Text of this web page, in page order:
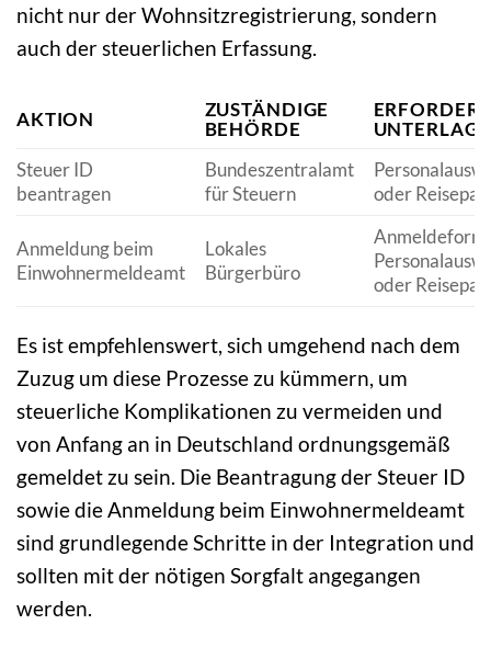
nicht nur der Wohnsitzregistrierung, sondern
auch der steuerlichen Erfassung.
AKTION
ZUSTÄNDIGE
BEHÖRDE
Steuer ID
beantragen
Bundeszentralamt
für Steuern
oder
Anmeldung beim
Einwohnermeldeamt
Lokales
Bürgerbüro
oder
Es ist empfehlenswert, sich umgehend nach dem
Zuzug um diese Prozesse zu kümmern, um
steuerliche Komplikationen zu vermeiden und
von Anfang an in Deutschland ordnungsgemäß
gemeldet zu sein. Die Beantragung der Steuer ID
sowie die Anmeldung beim Einwohnermeldeamt
sind grundlegende Schritte in der Integration und
sollten mit der nötigen Sorgfalt angegangen
werden.